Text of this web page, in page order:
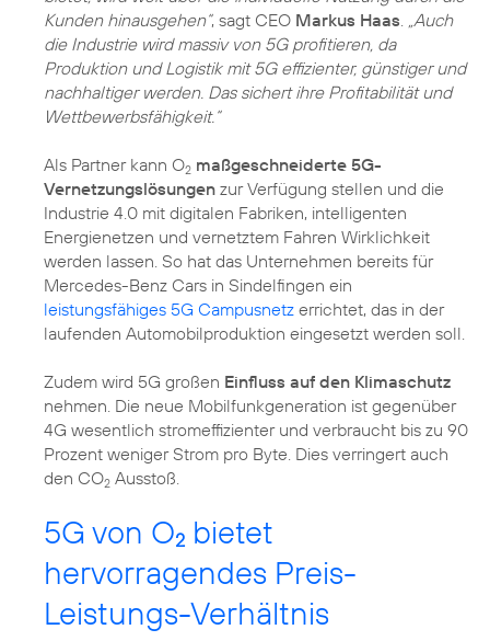
Kunden hinausgehen“, sagt CEO Markus Haas
„Auch
die Industrie wird massiv von 5G profitieren, da
Produktion und Logistik mit 5G effizienter, günstiger und
nachhaltiger werden. Das sichert ihre Profitabilität und
Wettbewerbsfähigkeit.“
Als Partner kann O2 maßgeschneiderte 5G-
Vernetzungslösungen zur Verfügung stellen und die
Industrie 4.0 mit digitalen Fabriken, intelligenten
Energienetzen und vernetztem Fahren Wirklichkeit
werden lassen. So hat das Unternehmen bereits für
Mercedes-Benz Cars in Sindelfingen ein
leistungsfähiges 5G Campusnetz errichtet, das in der
laufenden Automobilproduktion eingesetzt werden soll.
Zudem wird 5G großen Einfluss auf den Klimaschutz
nehmen. Die neue Mobilfunkgeneration ist gegenüber
4G wesentlich stromeffizienter und verbraucht bis zu 90
Prozent weniger Strom pro Byte. Dies verringert auch
den CO2 Ausstoß.
5G von O2 bietet
hervorragendes Preis-
Leistungs-Verhältnis